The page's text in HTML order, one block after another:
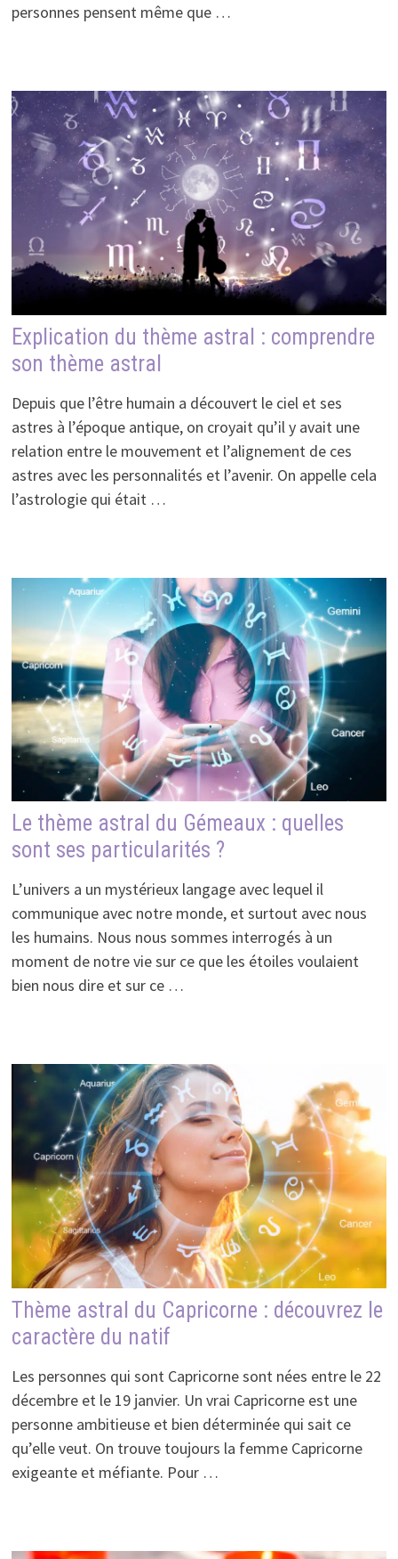
personnes pensent même que …
Explication du thème astral : comprendre
son thème astral
Depuis que l’être humain a découvert le ciel et ses
astres à l’époque antique, on croyait qu’il y avait une
relation entre le mouvement et l’alignement de ces
astres avec les personnalités et l’avenir. On appelle cela
l’astrologie qui était …
Le thème astral du Gémeaux : quelles
sont ses particularités ?
L’univers a un mystérieux langage avec lequel il
communique avec notre monde, et surtout avec nous
les humains. Nous nous sommes interrogés à un
moment de notre vie sur ce que les étoiles voulaient
bien nous dire et sur ce …
Thème astral du Capricorne : découvrez le
caractère du natif
Les personnes qui sont Capricorne sont nées entre le 22
décembre et le 19 janvier. Un vrai Capricorne est une
personne ambitieuse et bien déterminée qui sait ce
qu’elle veut. On trouve toujours la femme Capricorne
exigeante et méfiante. Pour …